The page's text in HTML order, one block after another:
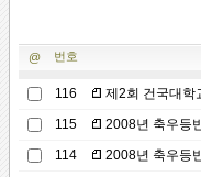
@ 번호
116
제2회 건국대학
115
2008년 축우등
114
2008년 축우등